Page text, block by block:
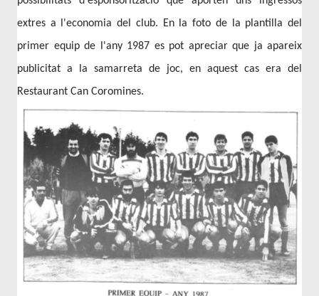
extres a l'economia del club. En la foto de la plantilla del
primer equip de l'any 1987 es pot apreciar que ja apareix
publicitat a la samarreta de joc, en aquest cas era del
Restaurant Can Coromines.